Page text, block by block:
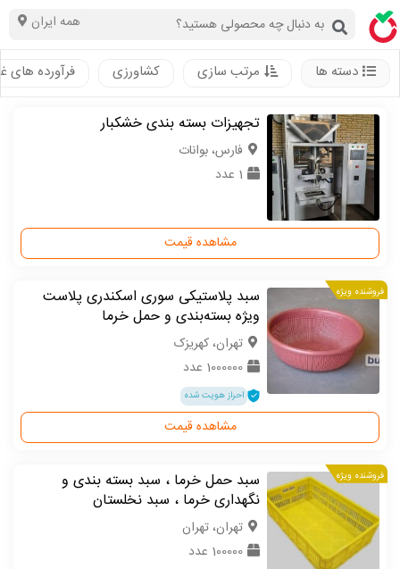
همه ایران
دسته ها مرتب سازی کشاورزی فرآورده های
تجهیزات بسته بندی خشکبار
فارس، بوانات
1 عدد
مشاهده قیمت
فروشنده ویژه
سبد پلاستیکی سوری اسکندری پلاست
ویژه بسته‌بندی و حمل خرما
تهران، کهریزک
1000000 عدد
احراز هویت شده
مشاهده قیمت
فروشنده ویژه
سبد حمل خرما ، سبد بسته بندی و
نگهداری خرما ، سبد نخلستان
تهران، تهران
100000 عدد